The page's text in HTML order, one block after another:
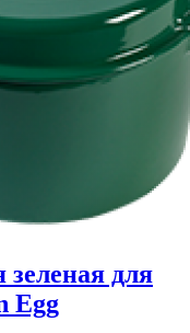
зеленая для
Egg